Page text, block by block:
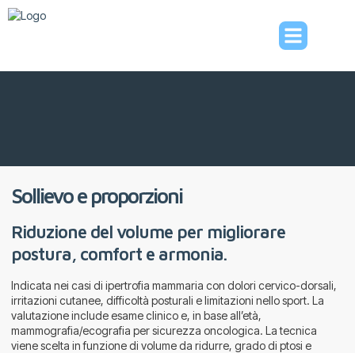
Sollievo e proporzioni
Riduzione del volume per migliorare
postura, comfort e armonia.
Indicata nei casi di ipertrofia mammaria con dolori cervico-dorsali,
irritazioni cutanee, difficoltà posturali e limitazioni nello sport. La
valutazione include esame clinico e, in base all’età,
mammografia/ecografia per sicurezza oncologica. La tecnica
viene scelta in funzione di volume da ridurre, grado di ptosi e